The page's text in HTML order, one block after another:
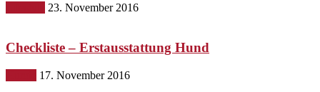
23. November 2016
Checkliste – Erstausstattung Hund
17. November 2016